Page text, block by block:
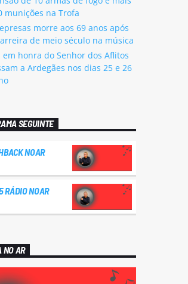
munições na Trofa
morre aos 69 anos após
de meio século na música
em honra do Senhor dos Aflitos
a Ardegães nos dias 25 e 26
SEGUINTE
NOAR
RÁDIO NOAR
NO AR